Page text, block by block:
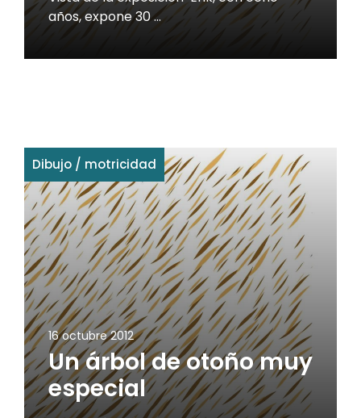
años, expone 30 …
Dibujo / motricidad
16 octubre 2012
Un árbol de otoño muy
especial